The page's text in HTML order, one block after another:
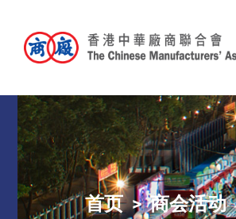
首页 商会活动